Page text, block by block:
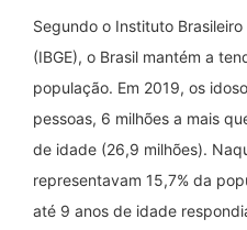
Segundo o Instituto
(IBGE), o Brasil mantém a
população. Em 2019, os
pessoas, 6 milhões a mais
de idade (26,9 milhões).
representavam 15,7% da
até 9 anos de idade